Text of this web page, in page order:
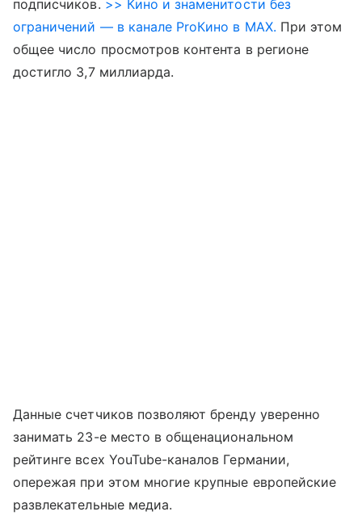
подписчиков. >> Кино и знаменитости без
ограничений — в канале ProКино в MAX. При этом
общее число просмотров контента в регионе
достигло 3,7 миллиарда.
Данные счетчиков позволяют бренду уверенно
занимать 23-е место в общенациональном
рейтинге всех YouTube-каналов Германии,
опережая при этом многие крупные европейские
развлекательные медиа.